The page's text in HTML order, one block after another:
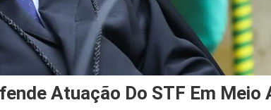
Atuação Do STF Em Meio